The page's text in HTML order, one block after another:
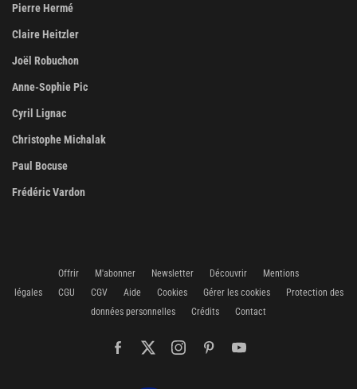
Pierre Hermé
Claire Heitzler
Joël Robuchon
Anne-Sophie Pic
Cyril Lignac
Christophe Michalak
Paul Bocuse
Frédéric Vardon
Offrir M'abonner Newsletter Découvrir
Mentions
légales
CGU CGV Aide Cookies Gérer les cookies
Protection des
données personnelles
Crédits Contact